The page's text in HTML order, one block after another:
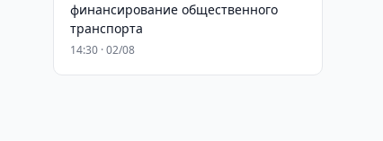
финансирование общественного
транспорта
14:30 · 02/08